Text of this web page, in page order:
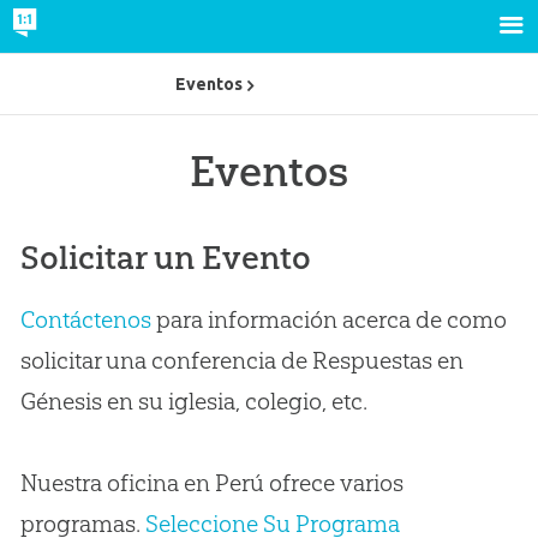
Eventos
Solicitar un Evento
Contáctenospara información acerca de como
solicitar una conferencia de Respuestas en
Génesis en su iglesia, colegio, etc.
Nuestra oficina en Perú ofrece varios
programas. Seleccione Su Programa
Eventos